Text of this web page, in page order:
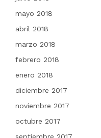
mayo 2018
abril 2018
marzo 2018
febrero 2018
enero 2018
diciembre 2017
noviembre 2017
octubre 2017